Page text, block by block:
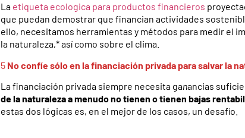
La etiqueta ecologica para productos financieros
que puedan demostrar que financian actividades
ello, necesitamos herramientas y métodos para medir el
la naturaleza,* así como sobre el clima.
5 No confíe sólo en la financiación privada para salvar la
La financiación privada siempre necesita ganancias
de la naturaleza a menudo no tienen o tienen bajas
estas dos lógicas es, en el mejor de los casos, un desafío.